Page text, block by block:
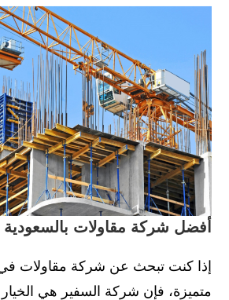
أفضل شركة مقاولات بالسعودية
إذا كنت تبحث عن شركة مقاولات
متميزة، فإن شركة السفير هي الخيار